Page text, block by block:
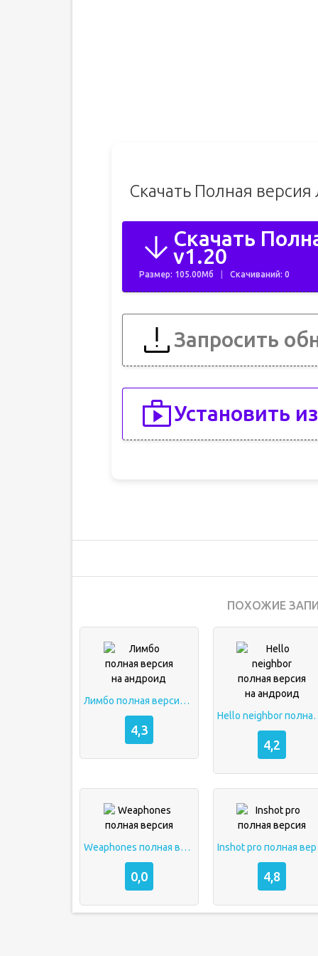
Скачать Полная
Скачать
v1.20
Размер: 105.00Мб Скачиваний: 0
Запросить
Установить
ПОХОЖИЕ
Лимбо полная версия на андроид
4,3
Hello
4,2
Weaphones полная версия
0,0 4,8